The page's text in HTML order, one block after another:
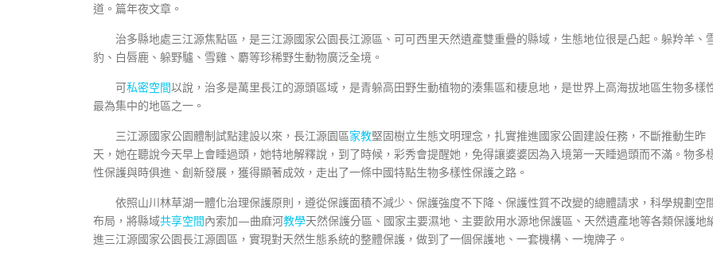
道。篇年夜文章。
治多縣地處三江源焦點區，是三江源國家公園長江源區、可可西里天然遺產雙重疊的縣域，生態地位很是凸起。躲羚羊、
豹、白唇鹿、躲野驢、雪雞、麝等珍稀野生動物廣泛全境。
可私密空間以說，治多是萬里長江的源頭區域，是青躲高田野生動植物的湊集區和棲息地，是世界上高海拔地區生物多樣
最為集中的地區之一。
三江源國家公園體制試點建設以來，長江源園區家教堅固樹立生態文明理念，扎實推進國家公園建設任務，不斷推動生昨
天，她在聽說今天早上會睡過頭，她特地解釋說，到了時候，彩秀會提醒她，免得讓婆婆因為入境第一天睡過頭而不滿。物多
性保護與時俱進、創新發展，獲得顯著成效，走出了一條中國特點生物多樣性保護之路。
依照山川林草湖一體化治理保護原則，遵從保護面積不減少、保護強度不下降、保護性質不改變的總體請求，科學規劃空
布局，將縣域共享空間內索加—曲麻河教學天然保護分區、國家主要濕地、主要飲用水源地保護區、天然遺產地等各類保護地
進三江源國家公園長江源園區，實現對天然生態系統的整體保護，做到了一個保護地、一套機構、一塊牌子。